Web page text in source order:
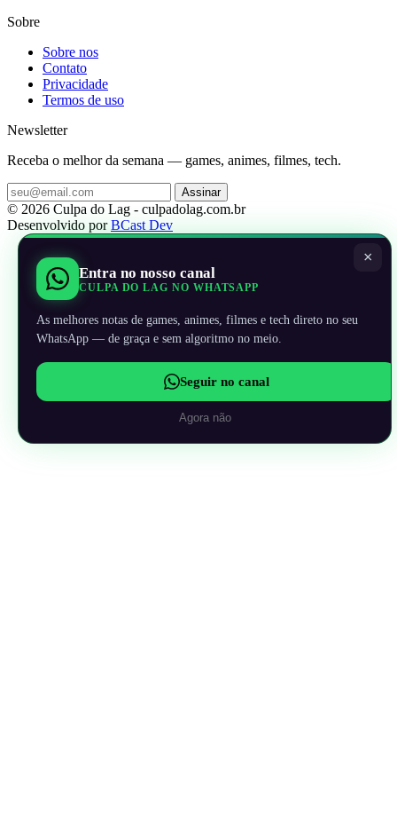
Sobre
Sobre nos
Contato
Privacidade
Termos de uso
Newsletter
Receba o melhor da semana — games, animes, filmes, tech.
Assinar
© 2026 Culpa do Lag - culpadolag.com.br
Desenvolvido porBCast Dev
×
Entra no nosso canal
CULPA DO LAG NO WHATSAPP
As melhores notas de games, animes, filmes e tech direto no seu
WhatsApp — de graça e sem algoritmo no meio.
Seguir no canal
Agora não